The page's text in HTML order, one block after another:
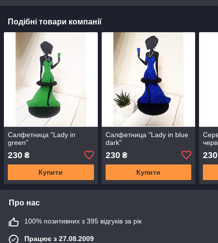
Подібні товари компанії
Салфетница "Lady in
green"
230 ₴
Купити
Салфетница "Lady in blue
dark"
230₴
Купити
230
Про нас
100% позитивних з 395 відгуків за рік
Працює з 27.08.2009